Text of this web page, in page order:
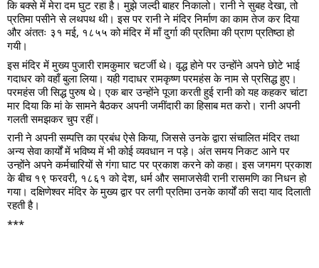
कि बक्से में मेरा दम घुट रहा है। मुझे जल्दी बाहर निकालो। रानी ने सुबह देखा, तो
प्रतिमा पसीने से लथपथ थी। इस पर रानी ने मंदिर निर्माण का काम तेज कर दिया
और अंततः ३१ मई, १८५५ को मंदिर में माँ दुर्गा की प्रतिमा की प्राण प्रतिष्ठा हो
गयी।
इस मंदिर में मुख्य पुजारी रामकुमार चटर्जी थे। वृद्ध होने पर उन्होंने अपने छोटे भाई
गदाधर को वहाँ बुला लिया। यही गदाधर रामकृष्ण परमहंस के नाम से प्रसिद्ध हुए।
परमहंस जी सिद्ध पुरुष थे। एक बार उन्होंने पूजा करती हुई रानी को यह कहकर चांटा
मार दिया कि मां के सामने बैठकर अपनी जमींदारी का हिसाब मत करो। रानी अपनी
गलती समझकर चुप रहीं।
रानी ने अपनी सम्पत्ति का प्रबंध ऐसे किया, जिससे उनके द्वारा संचालित मंदिर तथा
अन्य सेवा कार्यों में भविष्य में भी कोई व्यवधान न पड़े। अंत समय निकट आने पर
उन्होंने अपने कर्मचारियों से गंगा घाट पर प्रकाश करने को कहा। इस जगमग प्रकाश
के बीच १९ फरवरी, १८६१ को देश, धर्म और समाजसेवी रानी रासमणि का निधन हो
गया। दक्षिणेश्वर मंदिर के मुख्य द्वार पर लगी प्रतिमा उनके कार्यों की सदा याद दिलाती
रहती है।
***